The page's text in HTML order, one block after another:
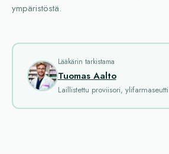
ympäristöstä.
Lääkärin tarkistama
Tuomas Aalto
Laillistettu proviisori, ylifarmaseutti